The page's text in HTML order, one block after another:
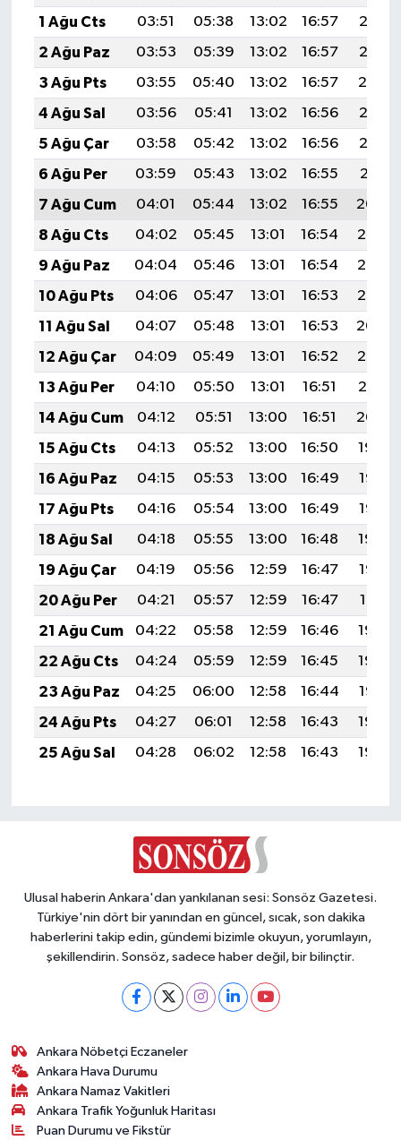
1 Ağu Cts
03:51 05:38 13:02 16:57
20:16
2 Ağu Paz
03:53 05:39 13:02 16:57
20:15
3 Ağu Pts
03:55 05:40 13:02 16:57
20:14
4 Ağu Sal
03:56 05:41 13:02 16:56
20:13
5 Ağu Çar
03:58 05:42 13:02 16:56
20:12
6 Ağu Per
03:59 05:43 13:02 16:55
20:11
7 Ağu Cum
04:01 05:44 13:02 16:55
20:09
8 Ağu Cts
04:02 05:45 13:01 16:54
20:08
9 Ağu Paz
04:04 05:46 13:01 16:54
20:07
10 Ağu Pts
04:06 05:47 13:01 16:53
20:05
11 Ağu Sal
04:07 05:48 13:01 16:53
20:04
12 Ağu Çar
04:09 05:49 13:01 16:52
20:03
13 Ağu Per
04:10 05:50 13:01 16:51
20:01
14 Ağu Cum
04:12 05:51 13:00 16:51
20:00
15 Ağu Cts
04:13 05:52 13:00 16:50
19:59
16 Ağu Paz
04:15 05:53 13:00 16:49
19:57
17 Ağu Pts
04:16 05:54 13:00 16:49
19:56
18 Ağu Sal
04:18 05:55 13:00 16:48
19:54
19 Ağu Çar
04:19 05:56 12:59 16:47
19:53
20 Ağu Per
04:21 05:57 12:59 16:47
19:51
21 Ağu Cum
04:22 05:58 12:59 16:46
19:50
22 Ağu Cts
04:24 05:59 12:59 16:45
19:48
23 Ağu Paz
04:25 06:00 12:58 16:44
19:47
24 Ağu Pts
04:27 06:01 12:58 16:43
19:45
25 Ağu Sal
04:28 06:02 12:58 16:43 19:44
Ulusal haberin Ankara'dan yankılanan sesi: Sonsöz Gazetesi.
Türkiye'nin dört bir yanından en güncel, sıcak, son dakika
haberlerini takip edin, gündemi bizimle okuyun, yorumlayın,
şekillendirin. Sonsöz, sadece haber değil, bir bilinçtir.
Ankara Nöbetçi Eczaneler
Ankara Hava Durumu
Ankara Namaz Vakitleri
Ankara Trafik Yoğunluk Haritası
Puan Durumu ve Fikstür